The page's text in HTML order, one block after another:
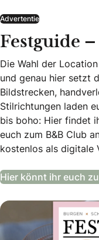
Advertentie
Festguide
Die Wahl der
und genau hier setzt
Bildstrecken,
Stilrichtungen laden
bis boho: Hier findet
euch zum B&B Club
kostenlos als digitale
Hier könnt ihr euch